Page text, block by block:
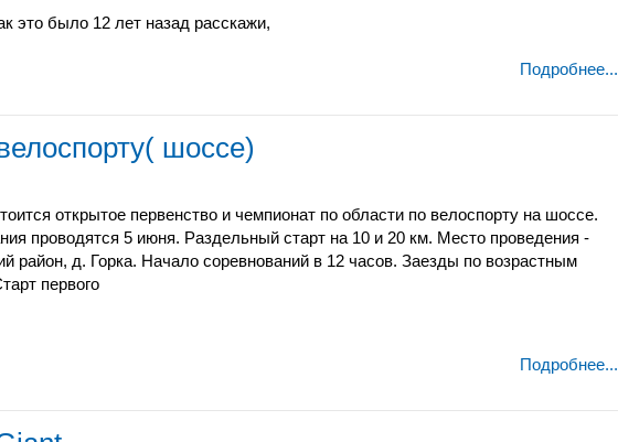
это было 12 лет назад расскажи,
Подробнее...
шоссе)
открытое первенство и чемпионат по области по велоспорту на шоссе.
проводятся 5 июня. Раздельный старт на 10 и 20 км. Место проведения -
район, д. Горка. Начало соревнований в 12 часов. Заезды по возрастным
первого
Подробнее...